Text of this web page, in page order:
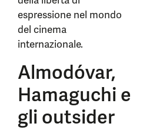
espressione nel mondo
del cinema
internazionale.
Almodóvar,
Hamaguchi e
gli outsider